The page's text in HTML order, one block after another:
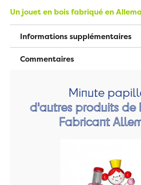
Un jouet en bois fabriqué en
Informations supplémentaires
Commentaires
Minute
d'autres produits de
Fabricant